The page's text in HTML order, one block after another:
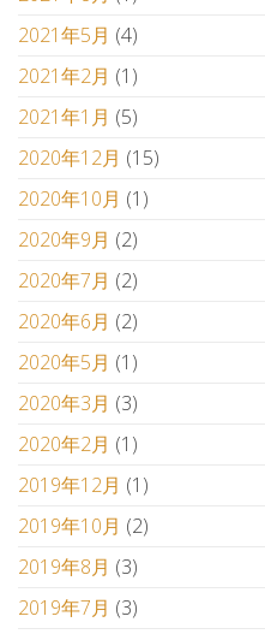
2021年5月 (4)
2021年2月 (1)
2021年1月 (5)
2020年12月 (15)
2020年10月 (1)
2020年9月 (2)
2020年7月 (2)
2020年6月 (2)
2020年5月 (1)
2020年3月 (3)
2020年2月 (1)
2019年12月 (1)
2019年10月 (2)
2019年8月 (3)
2019年7月 (3)